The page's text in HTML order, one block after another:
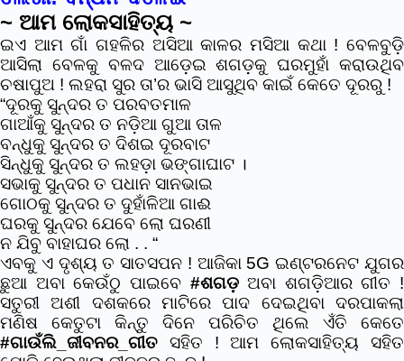
~ ଆମ ଲୋକସାହିତ୍ୟ ~
ଇଏ ଆମ ଗାଁ ଗହଳିର ଅସିଆ କାଳର ମସିଆ କଥା ! ବେଳବୁଡ଼ି
ଆସିଲା ବେଳକୁ ବଳଦ ଆଡ଼େଇ ଶଗଡ଼କୁ ଘରମୁହାଁ କରାଉଥିବ
ଚଷାପୁଅ ! ଲହରା ସୁର ତା’ର ଭାସି ଆସୁଥିବ କାଇଁ କେତେ ଦୂରରୁ !
“ଦୂରକୁ ସୁନ୍ଦର ତ ପରବତମାଳ
ଗାଆଁକୁ ସୁନ୍ଦର ତ ନଡ଼ିଆ ଗୁଆ ତାଳ
ବନ୍ଧୁକୁ ସୁନ୍ଦର ତ ଦିଶଇ ଦୂରବାଟ
ସିନ୍ଧୁକୁ ସୁନ୍ଦର ତ ଲହଡ଼ା ଭଙ୍ଗାଘାଟ ।
ସଭାକୁ ସୁନ୍ଦର ତ ପଧାନ ସାନଭାଇ
ଗୋଠକୁ ସୁନ୍ଦର ତ ଦୁହାଁଳିଆ ଗାଈ
ଘରକୁ ସୁନ୍ଦର ଯେବେ ଲୋ ଘରଣୀ
ନ ଯିବୁ ବାହାଘର ଲୋ . . “
ଏବକୁ ଏ ଦୃଶ୍ୟ ତ ସାତସପନ ! ଆଜିକା 5G ଇଣ୍ଟରନେଟ ଯୁଗର
ଛୁଆ ଅବା କେଉଁଠୁ ପାଇବେ #ଶଗଡ଼ଅବା ଶଗଡ଼ିଆର ଗୀତ !
ସତୁରୀ ଅଶୀ ଦଶକରେ ମାଟିରେ ପାଦ ଦେଇଥିବା ଦରପାକଲା
ମଣିଷ କେତୁଟା କିନ୍ତୁ ଦିନେ ପରିଚିତ ଥିଲେ ଏଁତି କେତେ
#ଗାଉଁଲି_ଜୀବନର_ଗୀତ ସହିତ ! ଆମ ଲୋକସାହିତ୍ୟ ସହିତ